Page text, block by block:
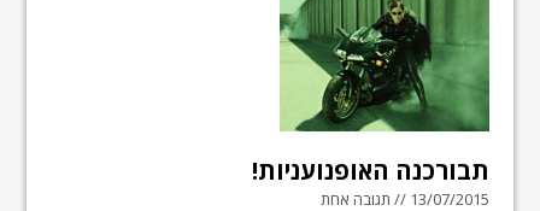
תבורכנה האופנועניות!
13/07/2015 // תגובה אחת